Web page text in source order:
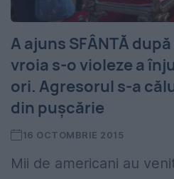
A ajuns SFÂNTĂ
vroia s-o violeze a
ori. Agresorul s-a
din puşcărie
16 OCTOMBRIE 2015
Mii de americani au